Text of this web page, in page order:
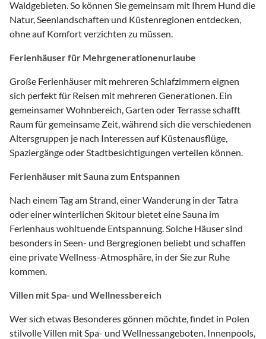
Waldgebieten. So können Sie gemeinsam mit Ihrem Hund die
Natur, Seenlandschaften und Küstenregionen entdecken,
ohne auf Komfort verzichten zu müssen.
Ferienhäuser für Mehrgenerationenurlaube
Große Ferienhäuser mit mehreren Schlafzimmern eignen
sich perfekt für Reisen mit mehreren Generationen. Ein
gemeinsamer Wohnbereich, Garten oder Terrasse schafft
Raum für gemeinsame Zeit, während sich die verschiedenen
Altersgruppen je nach Interessen auf Küstenausflüge,
Spaziergänge oder Stadtbesichtigungen verteilen können.
Ferienhäuser mit Sauna zum Entspannen
Nach einem Tag am Strand, einer Wanderung in der Tatra
oder einer winterlichen Skitour bietet eine Sauna im
Ferienhaus wohltuende Entspannung. Solche Häuser sind
besonders in Seen- und Bergregionen beliebt und schaffen
eine private Wellness-Atmosphäre, in der Sie zur Ruhe
kommen.
Villen mit Spa- und Wellnessbereich
Wer sich etwas Besonderes gönnen möchte, findet in Polen
stilvolle Villen mit Spa- und Wellnessangeboten. Innenpools,